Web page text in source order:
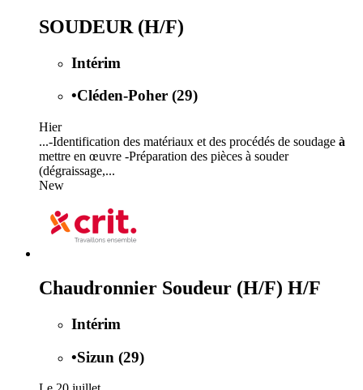
SOUDEUR (H/F)
Intérim
•Cléden-Poher (29)
Hier
...-Identification des matériaux et des procédés de soudage à
mettre en œuvre -Préparation des pièces à souder
(dégraissage,...
New
Chaudronnier Soudeur (H/F) H/F
Intérim
•Sizun (29)